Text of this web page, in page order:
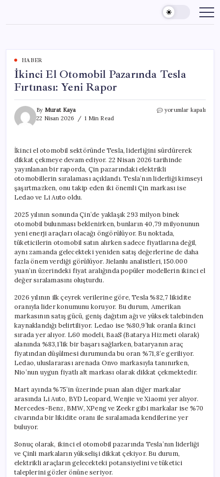
content
HABER
İkinci El Otomobil Pazarında Tesla
Fırtınası: Yeni Rapor
By Murat Kaya
22 Nisan 2026
1 Min Read
İkinci
Fırtınası:
Yeni
Rapor
için
yorumlar kapalı
İkinci el otomobil sektöründe Tesla, liderliğini sürdürerek
dikkat çekmeye devam ediyor. 22 Nisan 2026 tarihinde
yayınlanan bir raporda, Çin pazarındaki elektrikli
otomobillerin sıralaması açıklandı. Tesla’nın liderliği kimseyi
şaşırtmazken, onu takip eden iki önemli Çin markası ise
Ledao ve Li Auto oldu.
2025 yılının sonunda Çin’de yaklaşık 293 milyon binek
otomobil bulunması beklenirken, bunların 40,79 milyonunun
yeni enerji araçları olacağı öngörülüyor. Bu noktada,
tüketicilerin otomobil satın alırken sadece fiyatlarına değil,
aynı zamanda gelecekteki yeniden satış değerlerine de daha
fazla önem verdiği görülüyor. Jielanlu analistleri, 150.000
yuan’ın üzerindeki fiyat aralığında popüler modellerin ikinci el
değer sıralamasını oluşturdu.
2026 yılının ilk çeyrek verilerine göre, Tesla %82,7 likidite
oranıyla lider konumunu koruyor. Bu durum, Amerikan
markasının satış gücü, geniş dağıtım ağı ve yüksek talebinden
kaynaklandığı belirtiliyor. Ledao ise %80,9’luk oranla ikinci
sırada yer alıyor. L60 modeli, BaaS (Batarya Hizmeti olarak)
alanında %83,1’lik bir başarı sağlarken, bataryanın araç
fiyatından düşülmesi durumunda bu oran %71,8’e geriliyor.
Ledao, uluslararası arenada Onvo markasıyla tanınırken,
Nio’nun uygun fiyatlı alt markası olarak dikkat çekmektedir.
Mart ayında %75’in üzerinde puan alan diğer markalar
arasında Li Auto, BYD Leopard, Wenjie ve Xiaomi yer alıyor.
Mercedes-Benz, BMW, XPeng ve Zeekr gibi markalar ise %70
civarında bir likidite oranı ile sıralamada kendilerine yer
buluyor.
Sonuç olarak, ikinci el otomobil pazarında Tesla’nın liderliği
ve Çinli markaların yükselişi dikkat çekiyor. Bu durum,
elektrikli araçların gelecekteki potansiyelini ve tüketici
taleplerini gözler önüne seriyor.